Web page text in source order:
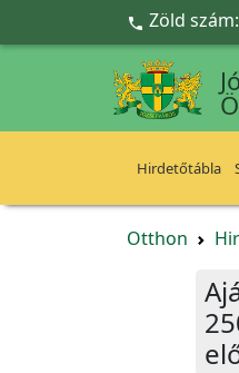
Ugrás a fő tartalomra
 Zöld
Hirdetőtábla
Otthon